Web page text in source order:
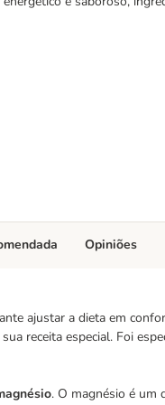
ajustar a dieta em
receita especial. Foi
. O magnésio é um
Opiniões